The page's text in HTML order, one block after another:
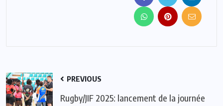
PREVIOUS
Rugby/JIF 2025: lancement de la journée